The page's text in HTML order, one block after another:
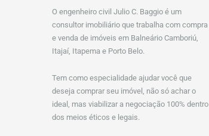
O engenheiro civil Julio C. Baggio é um
consultor imobiliário que trabalha com compra
e venda de imóveis em Balneário Camboriú,
Itajaí, Itapema e Porto Belo.
Tem como especialidade ajudar você que
deseja comprar seu imóvel, não só achar o
ideal, mas viabilizar a negociação 100% dentro
dos meios éticos e legais.